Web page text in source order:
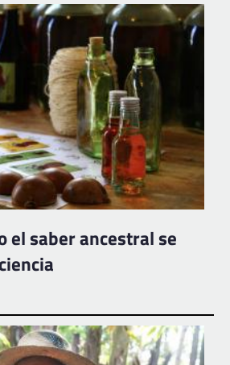
el saber ancestral se